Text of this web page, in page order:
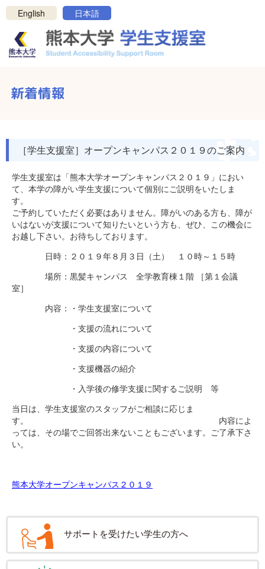
English 日本語
新着情報
［学生支援室］オープンキャンパス２０１９のご案内
学生支援室は「熊本大学オープンキャンパス２０１９」におい
て、本学の障がい学生支援について個別にご説明をいたしま
す
ご予約していただく必要はありません。障がいのある方も、障が
いはないが支援について知りたいという方も、ぜひ、この機会に
お越し下さい。お待ちしております。
日時：２０１９年８月３日（土） １０時～１５時
場所：黒髪キャンパス 全学教育棟１階 ［第１会議
室］
内容：・学生支援室について
・支援の流れについて
・支援の内容について
・支援機器の紹介
・入学後の修学支援に関するご説明 等
当日は、学生支援室のスタッフがご相談に応じま
す。 内容によ
っては、その場でご回答出来ないこともございます。ご了承下さ
い。
熊本大学オープンキャンパス２０１９
サポートを受けたい学生の方へ
反転
支援について
連絡方法
お問い合わせ
プライバシーポリシー
サポートを受けたい学生の方へ
新着情報
新着情報
サポートしたい学生の方へ
新着情報